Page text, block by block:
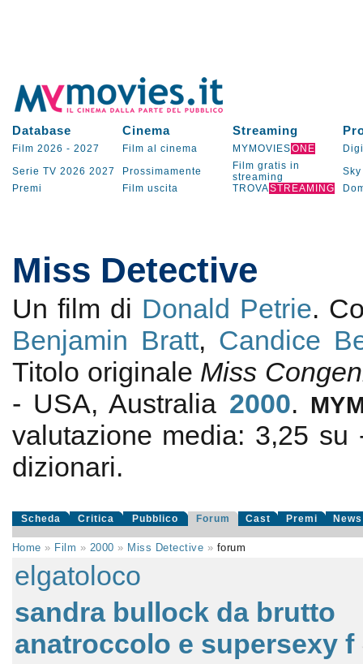
Database Cinema Streaming
Film 2026 - 2027 Film al cinema MYMOVIESONE
Serie TV 2026 2027 Prossimamente
Film gratis in
streaming
Sky
Premi
Film uscita TROVASTREAMING
Miss Detective
Un film di Donald Petrie.
Benjamin Bratt, Candice
Titolo originale Miss
- USA, Australia 2000.
valutazione media: 3,25 su
dizionari.
Scheda Critica Pubblico Forum Cast Premi News
Home » Film » 2000 » Miss Detective » forum
elgatoloco
sandra bullock da brutto
anatroccolo e supersexy f